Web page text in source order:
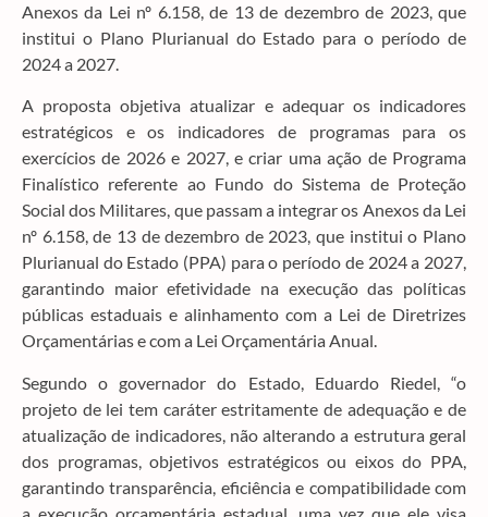
Anexos da Lei nº 6.158, de 13 de dezembro de 2023, que
institui o Plano Plurianual do Estado para o período de
2024 a 2027.
A proposta objetiva atualizar e adequar os indicadores
estratégicos e os indicadores de programas para os
exercícios de 2026 e 2027, e criar uma ação de Programa
Finalístico referente ao Fundo do Sistema de Proteção
Social dos Militares, que passam a integrar os Anexos da Lei
nº 6.158, de 13 de dezembro de 2023, que institui o Plano
Plurianual do Estado (PPA) para o período de 2024 a 2027,
garantindo maior efetividade na execução das políticas
públicas estaduais e alinhamento com a Lei de Diretrizes
Orçamentárias e com a Lei Orçamentária Anual.
Segundo o governador do Estado, Eduardo Riedel, “o
projeto de lei tem caráter estritamente de adequação e de
atualização de indicadores, não alterando a estrutura geral
dos programas, objetivos estratégicos ou eixos do PPA,
garantindo transparência, eficiência e compatibilidade com